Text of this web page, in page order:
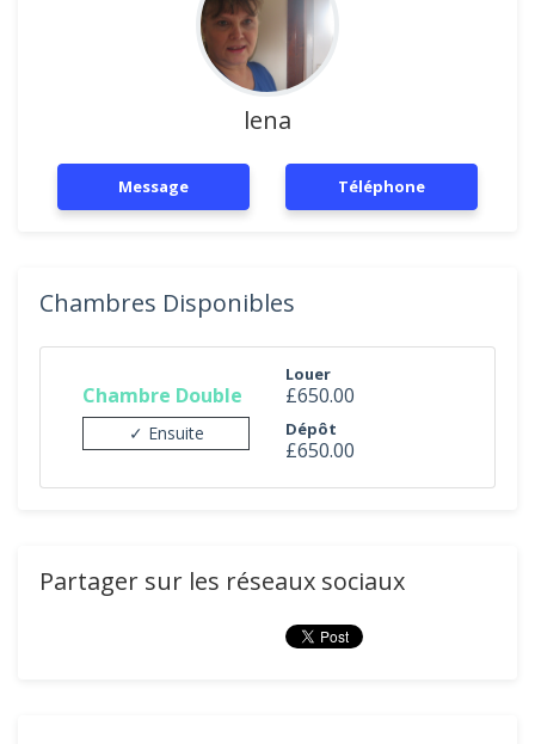
lena
Message Téléphone
Chambres Disponibles
Chambre Double
✓ Ensuite
Louer
£650.00
Dépôt
£650.00
Partager sur les réseaux sociaux